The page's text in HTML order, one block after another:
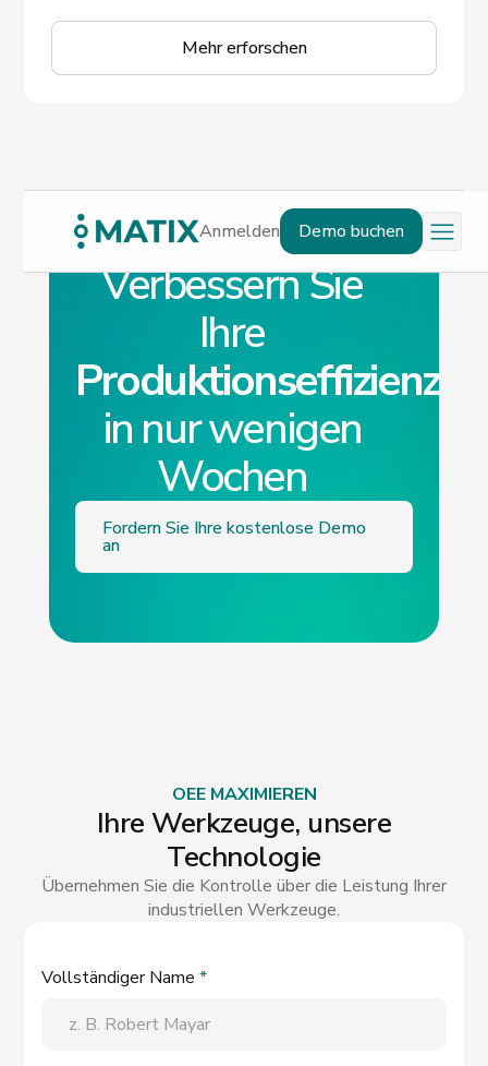
Mehr erforschen
Anmelden Demo buchen
Verbessern Sie
Ihre
Produktionseffizienz
in nur wenigen
Wochen
Fordern Sie Ihre kostenlose Demo
an
OEE MAXIMIEREN
Ihre Werkzeuge, unsere
Technologie
Übernehmen Sie die Kontrolle über die Leistung Ihrer
industriellen Werkzeuge.
Vollständiger Name*